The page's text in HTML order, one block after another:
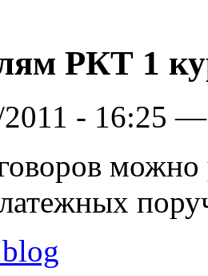
РКТ 1
- 16:25
можно